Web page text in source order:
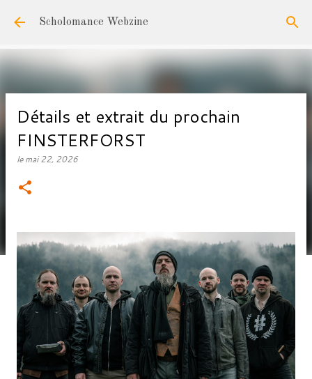
Accéder au contenu principal
Scholomance Webzine
Détails et extrait du prochain
FINSTERFORST
lemai 22, 2026